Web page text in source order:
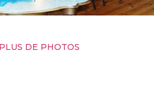
PLUS DE PHOTOS